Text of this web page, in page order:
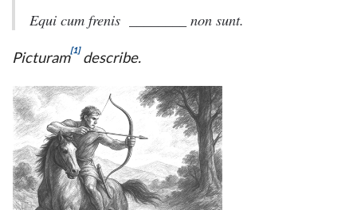
Equi cum frenis ________ non sunt.
Picturam[1]describe.